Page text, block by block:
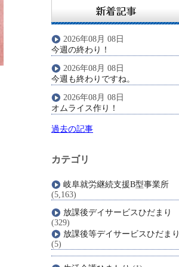
2026年08月 08日
今週の終わり！
2026年08月 08日
今週も終わりですね。
2026年08月 08日
オムライス作り！
過去の記事
カテゴリ
岐阜就労継続支援B型事業所
(5,163)
放課後デイサービスひだまり
(329)
放課後等デイサービスひだまり
(5)